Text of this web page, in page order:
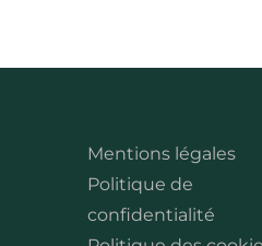
Mentions légales
Politique de
confidentialité